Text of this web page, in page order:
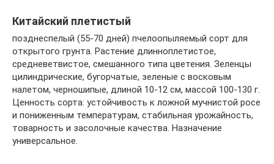
Китайский плетистый
позднеспелый (55-70 дней) пчелоопыляемый сорт для
открытого грунта. Растение длинноплетистое,
средневетвистое, смешанного типа цветения. Зеленцы
цилиндрические, бугорчатые, зеленые с восковым
налетом, черношипые, длиной 10-12 см, массой 100-130 г.
Ценность сорта: устойчивость к ложной мучнистой росе
и пониженным температурам, стабильная урожайность,
товарность и засолочные качества. Назначение
универсальное.